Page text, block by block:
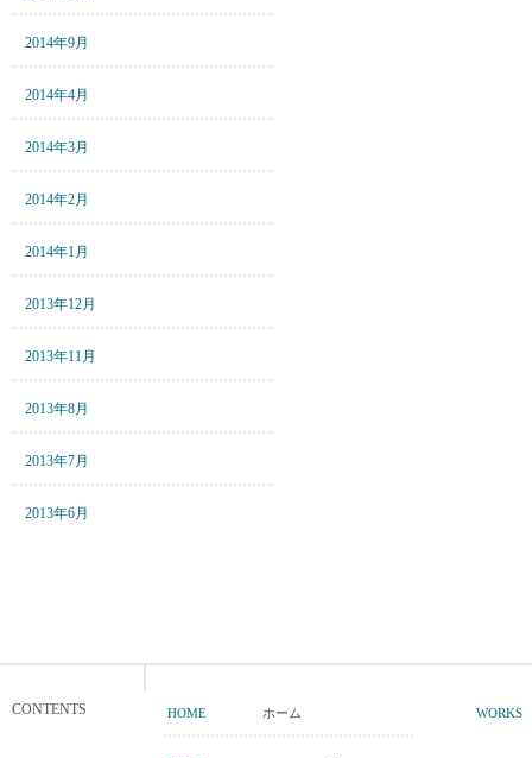
2014年9月
2014年4月
2014年3月
2014年2月
2014年1月
2013年12月
2013年11月
2013年8月
2013年7月
2013年6月
CONTENTS HOME ホーム WORKS